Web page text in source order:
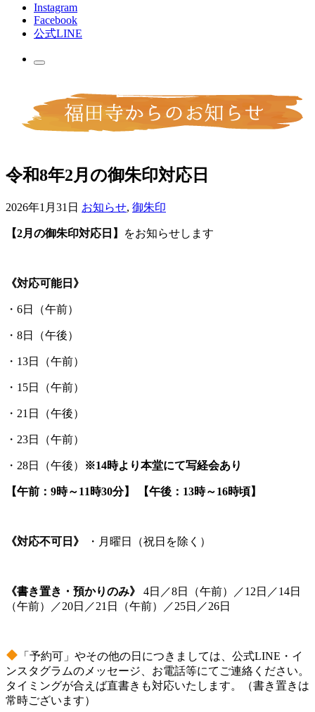
Instagram
Facebook
公式LINE
令和8年2月の御朱印対応日
2026年1月31日 お知らせ, 御朱印
【2月の御朱印対応日】 をお知らせします
《対応可能日》
・6日（午前）
・8日（午後）
・13日（午前）
・15日（午前）
・21日（午後）
・23日（午前）
・28日（午後） ※14時より本堂にて写経会あり
【午前：9時～11時30分】 【午後：13時～16時頃】
《対応不可日》 ・月曜日（祝日を除く）
《書き置き・預かりのみ》
4日／8日（午前）／12日／14日
（午前）／20日／21日（午前）／25日／26日
「予約可」やその他の日につきましては、公式LINE・イ
ンスタグラムのメッセージ、お電話等にてご連絡ください。
タイミングが合えば直書きも対応いたします。（書き置きは
常時ございます）